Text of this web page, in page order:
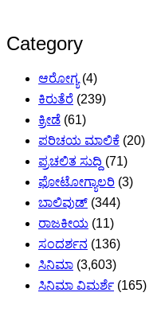
Category
ಆರೋಗ್ಯ(4)
ಕಿರುತೆರೆ (239)
ಕ್ರೀಡೆ (61)
ಪರಿಚಯ ಮಾಲಿಕೆ (20)
ಪ್ರಚಲಿತ ಸುದ್ದಿ (71)
ಫೋಟೋಗ್ಯಾಲರಿ (3)
ಬಾಲಿವುಡ್ (344)
ರಾಜಕೀಯ (11)
ಸಂದರ್ಶನ (136)
ಸಿನಿಮಾ (3,603)
ಸಿನಿಮಾ ವಿಮರ್ಶೆ (165)